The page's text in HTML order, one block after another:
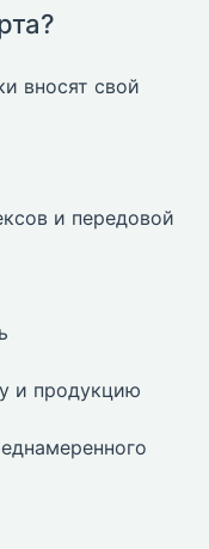
вносят свой
и передовой
и продукцию